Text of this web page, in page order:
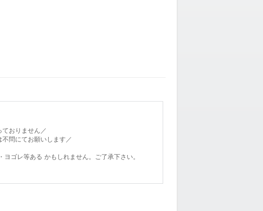
おりません／
問にてお願いします／
ゴレ等ある かもしれません。ご了承下さい。